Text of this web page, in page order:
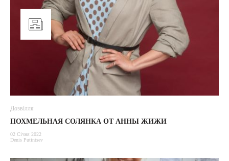
Дозвілля
ПОХМЕЛЬНАЯ СОЛЯНКА ОТ АННЫ ЖИЖИ
02 Січня 2022
Denis Putintsev